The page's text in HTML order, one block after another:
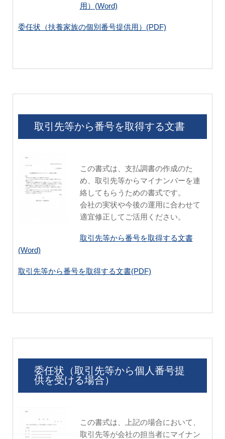
用）(Word)
委任状（扶養家族の個別番号提供用）(PDF)
取引先等から番号を取得する文書
この書式は、支払調書の作成のた
め、取引先等からマイナンバーを連
絡してもらうための書式です。
会社の実状や今後の運用に合わせて
適宜修正してご活用ください。
取引先等から番号を取得する文書
(Word)
取引先等から番号を取得する文書(PDF)
委任状（取引先等から個人番号提
供を受ける場合）
この書式は、上記の場合において、
取引先等が会社の担当者にマイナン